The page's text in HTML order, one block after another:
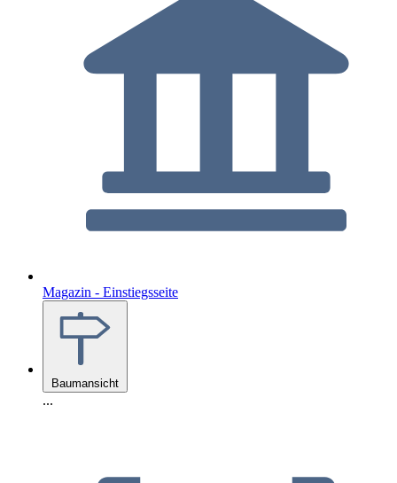
Magazin - Einstiegsseite
Baumansicht
...